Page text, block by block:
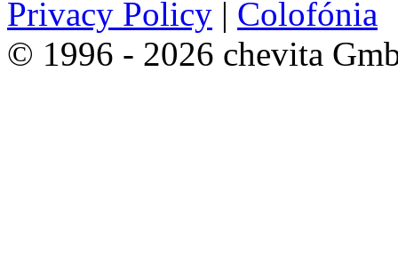
Privacy Policy | Colofónia
© 1996 - 2026 chevita